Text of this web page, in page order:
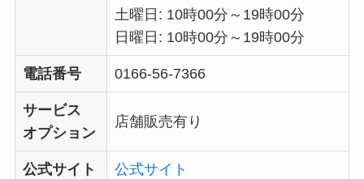
土曜日: 10時00分～19時00分
日曜日: 10時00分～19時00分
電話番号 0166-56-7366
サービス
オプション
店舗販売有り
公式サイト 公式サイト